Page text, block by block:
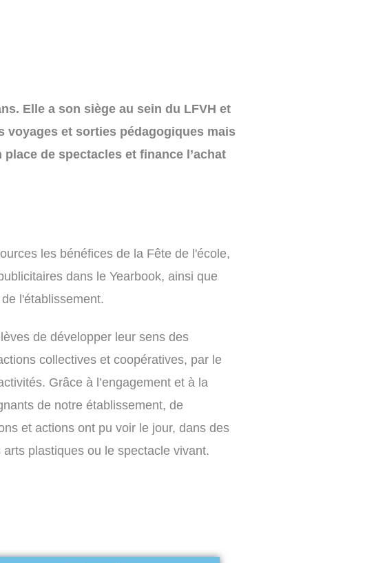
Elle a son siège au sein du LFVH et
voyages et sorties pédagogiques mais
de spectacles et finance l’achat
les bénéfices de la Fête de l'école,
dans le Yearbook, ainsi que
l'établissement.
de développer leur sens des
collectives et coopératives, par le
Grâce à l’engagement et à la
de notre établissement, de
et actions ont pu voir le jour, dans des
plastiques ou le spectacle vivant.